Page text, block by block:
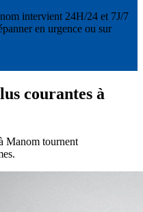
intervient 24H/24 et 7J/7
en urgence ou sur
courantes à
Manom tournent